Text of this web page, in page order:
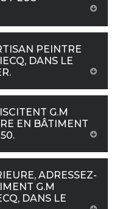
PEINTRE
DANS LE
G.M
EN BÂTIMENT
ADRESSEZ-
G.M
DANS LE